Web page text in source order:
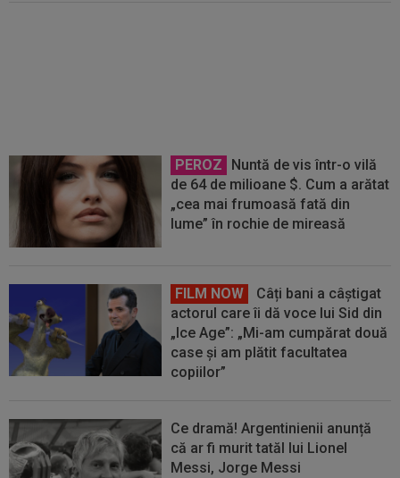
PEROZ
Nuntă de vis într-o vilă
de 64 de milioane $. Cum a arătat
„cea mai frumoasă fată din
lume” în rochie de mireasă
FILM NOW
Câți bani a câștigat
actorul care îi dă voce lui Sid din
„Ice Age”: „Mi-am cumpărat două
case și am plătit facultatea
copiilor”
Ce dramă! Argentinienii anunță
că ar fi murit tatăl lui Lionel
Messi, Jorge Messi